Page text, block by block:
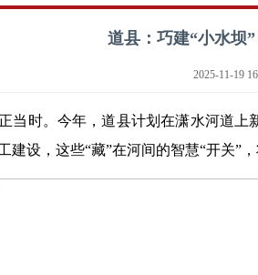
道县：巧建“小水坝
2025-11-19
当时。今年，道县计划在潇水河道上
建设，这些“藏”在河间的智慧“开关”